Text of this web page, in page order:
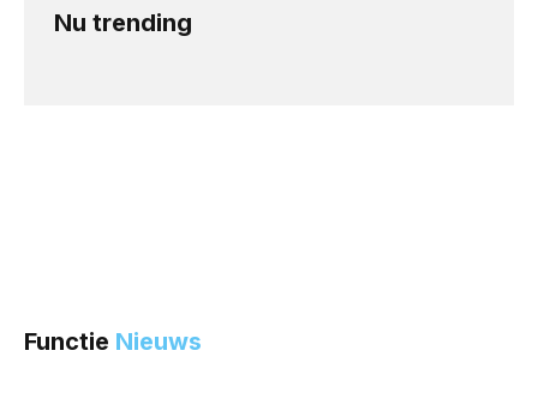
Nu trending
Functie Nieuws